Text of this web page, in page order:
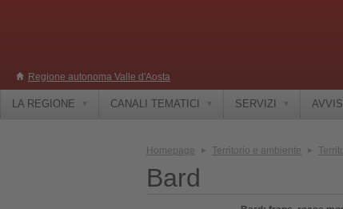
Regione autonoma Valle d'Aosta
LA REGIONE CANALI TEMATICI SERVIZI
Homepage Territorio e ambiente
Bard